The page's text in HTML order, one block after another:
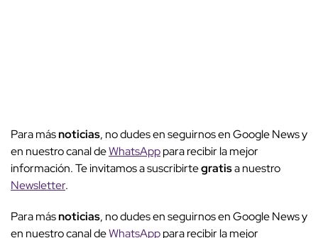
Para másnoticias, no dudes en seguirnos en Google News y
en nuestro canal deWhatsApppara recibir la mejor
información. Te invitamos a suscribirtegratisa nuestro
Newsletter.
Para másnoticias, no dudes en seguirnos en Google News y
en nuestro canal deWhatsApppara recibir la mejor